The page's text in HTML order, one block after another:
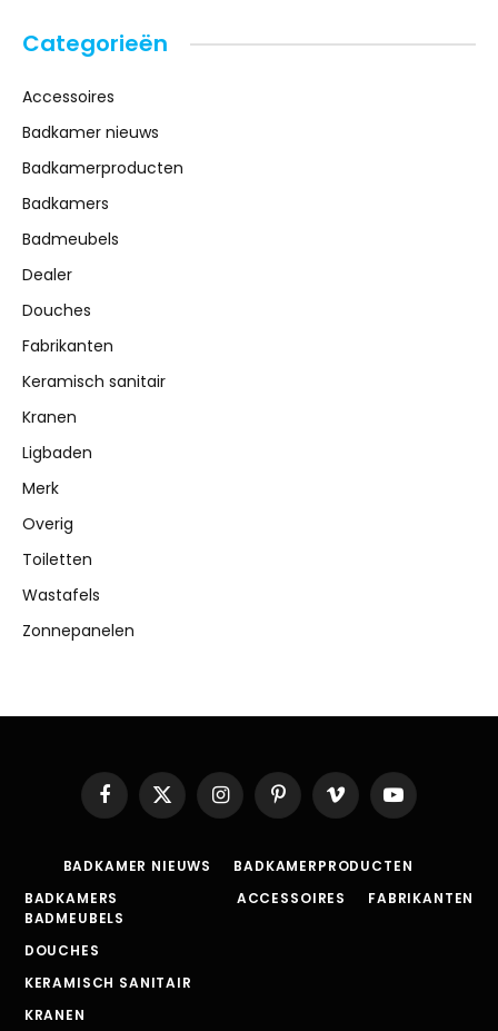
Categorieën
Accessoires
Badkamer nieuws
Badkamerproducten
Badkamers
Badmeubels
Dealer
Douches
Fabrikanten
Keramisch sanitair
Kranen
Ligbaden
Merk
Overig
Toiletten
Wastafels
Zonnepanelen
Facebook
X
(Twitter)
InstagramPinterestVimeo YouTube
BADKAMER NIEUWS
BADKAMERPRODUCTEN
BADKAMERS
BADMEUBELS
DOUCHES
KERAMISCH SANITAIR
KRANEN
ACCESSOIRES FABRIKANTEN